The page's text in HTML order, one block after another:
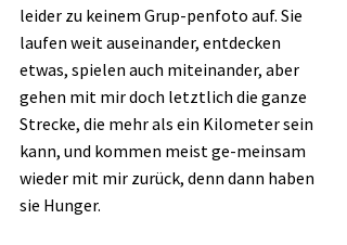
leider zu keinem Grup-penfoto auf. Sie
laufen weit auseinander, entdecken
etwas, spielen auch miteinander, aber
gehen mit mir doch letztlich die ganze
Strecke, die mehr als ein Kilometer sein
kann, und kommen meist ge-meinsam
wieder mit mir zurück, denn dann haben
sie Hunger.